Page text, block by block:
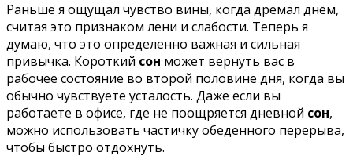
Раньше я ощущал чувство вины, когда дремал днём,
считая это признаком лени и слабости. Теперь я
думаю, что это определенно важная и сильная
привычка. Короткий сон может вернуть вас в
рабочее состояние во второй половине дня, когда вы
обычно чувствуете усталость. Даже если вы
работаете в офисе, где не поощряется дневной сон,
можно использовать частичку обеденного перерыва,
чтобы быстро отдохнуть.